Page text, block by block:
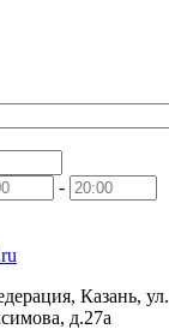
-
Казань,
д.27а